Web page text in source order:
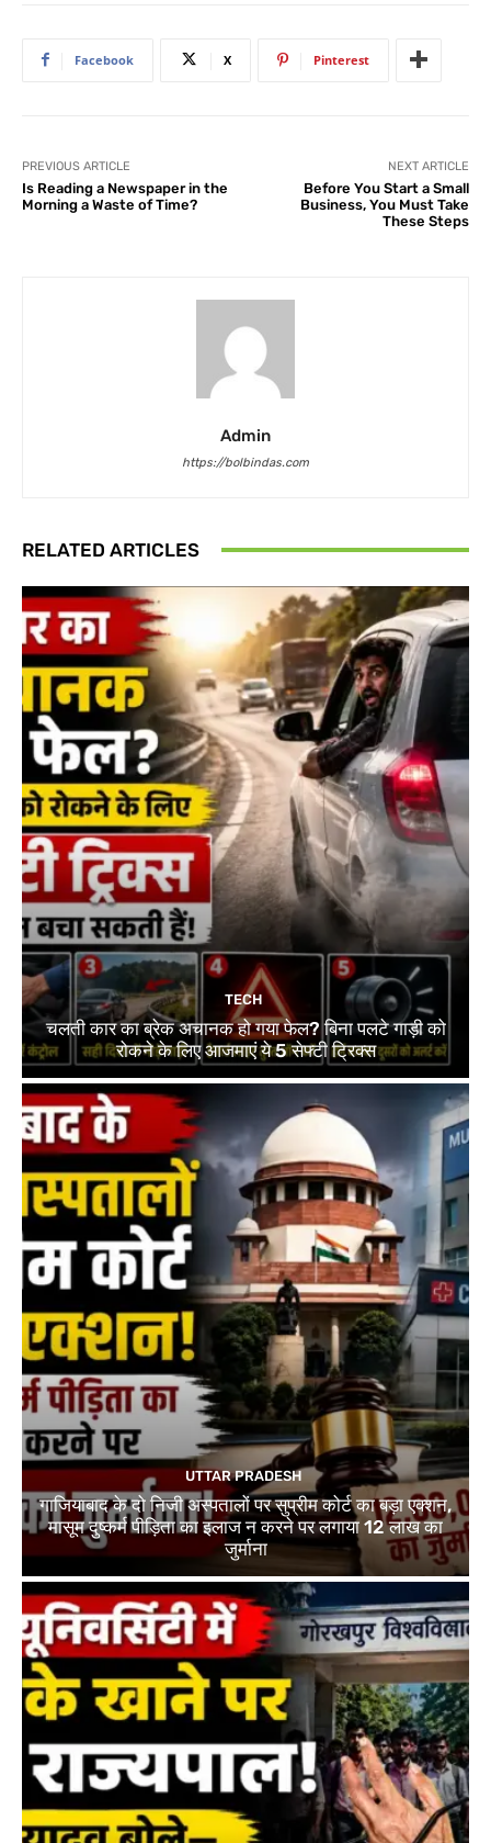
Facebook X Pinterest
PREVIOUS ARTICLE
Is Reading a Newspaper in the
Morning a Waste of Time?
NEXT ARTICLE
Before You Start a Small
Business, You Must Take
These Steps
Admin
https://bolbindas.com
RELATED ARTICLES
TECH
चलती कार का ब्रेक अचानक हो गया फेल? बिना पलटे गाड़ी को
रोकने के लिए आजमाएं ये 5 सेफ्टी ट्रिक्स
UTTAR PRADESH
गाजियाबाद के दो निजी अस्पतालों पर सुप्रीम कोर्ट का बड़ा एक्शन,
मासूम दुष्कर्म पीड़िता का इलाज न करने पर लगाया 12 लाख का
जुर्माना